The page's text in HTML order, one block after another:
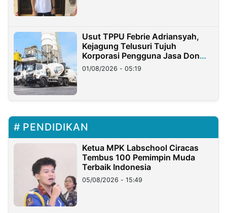
Usut TPPU Febrie Adriansyah,
Kejagung Telusuri Tujuh
Korporasi Pengguna Jasa Don
Ritto
01/08/2026 - 05:19
PENDIDIKAN
Ketua MPK Labschool Ciracas
Tembus 100 Pemimpin Muda
Terbaik Indonesia
05/08/2026 - 15:49